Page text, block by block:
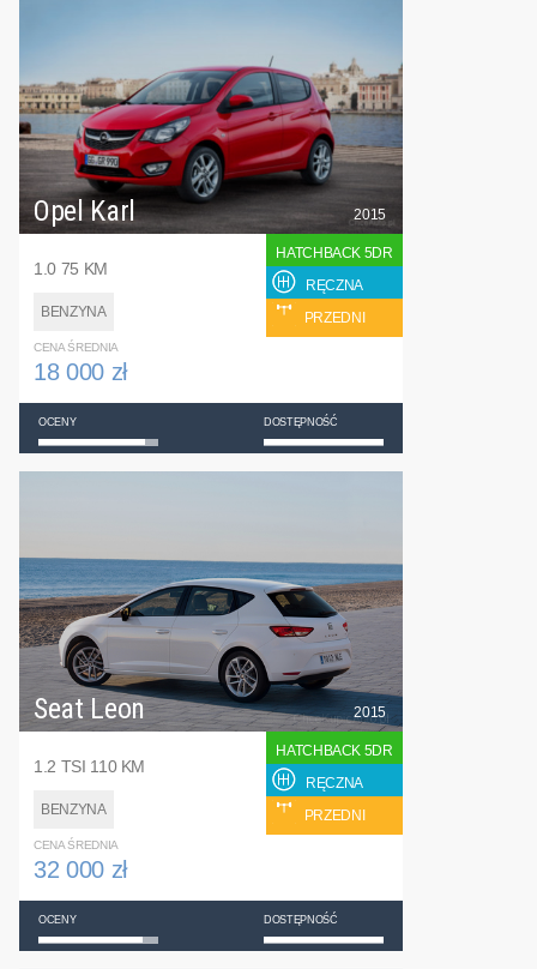
Opel Karl
1.0 75 KM
BENZYNA
2015
HATCHBACK 5DR
RĘCZNA
PRZEDNI
CENA ŚREDNIA
18 000 zł
OCENY DOSTĘPNOŚĆ
Seat Leon
1.2 TSI 110 KM
BENZYNA
2015
HATCHBACK 5DR
RĘCZNA
PRZEDNI
CENA ŚREDNIA
32 000 zł
OCENY DOSTĘPNOŚĆ